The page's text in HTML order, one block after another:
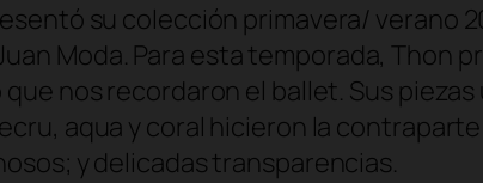
su colección primavera/ verano
Moda. Para esta temporada, Thon
nos recordaron el ballet. Sus
aqua y coral hicieron la
y delicadas transparencias.